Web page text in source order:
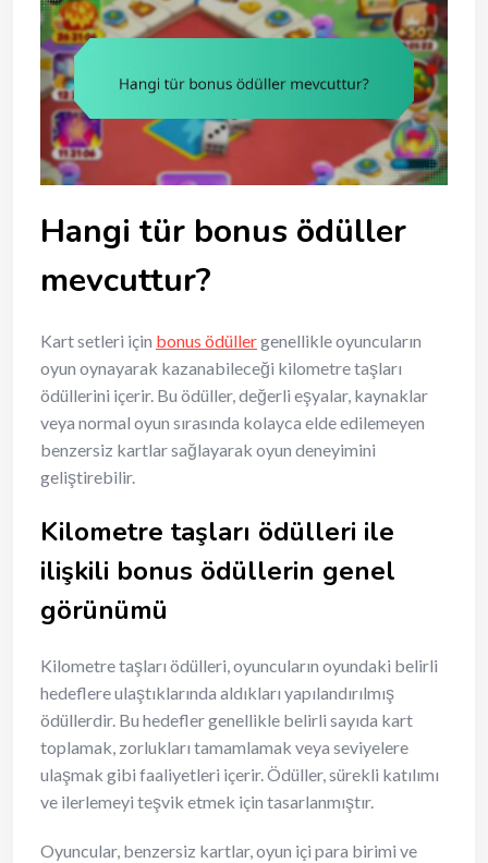
Hangi tür bonus ödüller
mevcuttur?
Kart setleri için bonus ödüllergenellikle oyuncuların
oyun oynayarak kazanabileceği kilometre taşları
ödüllerini içerir. Bu ödüller, değerli eşyalar, kaynaklar
veya normal oyun sırasında kolayca elde edilemeyen
benzersiz kartlar sağlayarak oyun deneyimini
geliştirebilir.
Kilometre taşları ödülleri ile
ilişkili bonus ödüllerin genel
görünümü
Kilometre taşları ödülleri, oyuncuların oyundaki belirli
hedeflere ulaştıklarında aldıkları yapılandırılmış
ödüllerdir. Bu hedefler genellikle belirli sayıda kart
toplamak, zorlukları tamamlamak veya seviyelere
ulaşmak gibi faaliyetleri içerir. Ödüller, sürekli katılımı
ve ilerlemeyi teşvik etmek için tasarlanmıştır.
Oyuncular, benzersiz kartlar, oyun içi para birimi ve